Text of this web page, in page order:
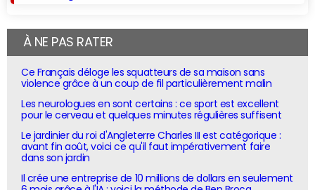
À NE PAS RATER
Ce Français déloge les squatteurs de sa maison sans
violence grâce à un coup de fil particulièrement malin
Les neurologues en sont certains : ce sport est excellent
pour le cerveau et quelques minutes régulières suffisent
Le jardinier du roi d'Angleterre Charles III est catégorique :
avant fin août, voici ce qu'il faut impérativement faire
dans son jardin
Il crée une entreprise de 10 millions de dollars en seulement